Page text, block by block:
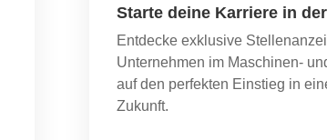
Starte deine Karriere in
Entdecke exklusive
Unternehmen im Maschinen-
auf den perfekten Einstieg in
Zukunft.